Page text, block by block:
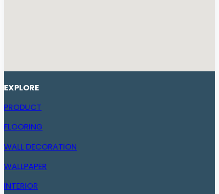
EXPLORE
PRODUCT
FLOORING
WALL DECORATION
WALLPAPER
INTERIOR